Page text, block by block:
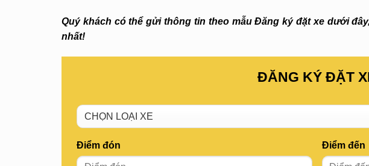
Quý khách có thể gửi thông tin theo mẫu Đăng ký đặt xe dưới
nhất!
ĐĂNG KÝ ĐẶT
Điểm đón Điểm đến